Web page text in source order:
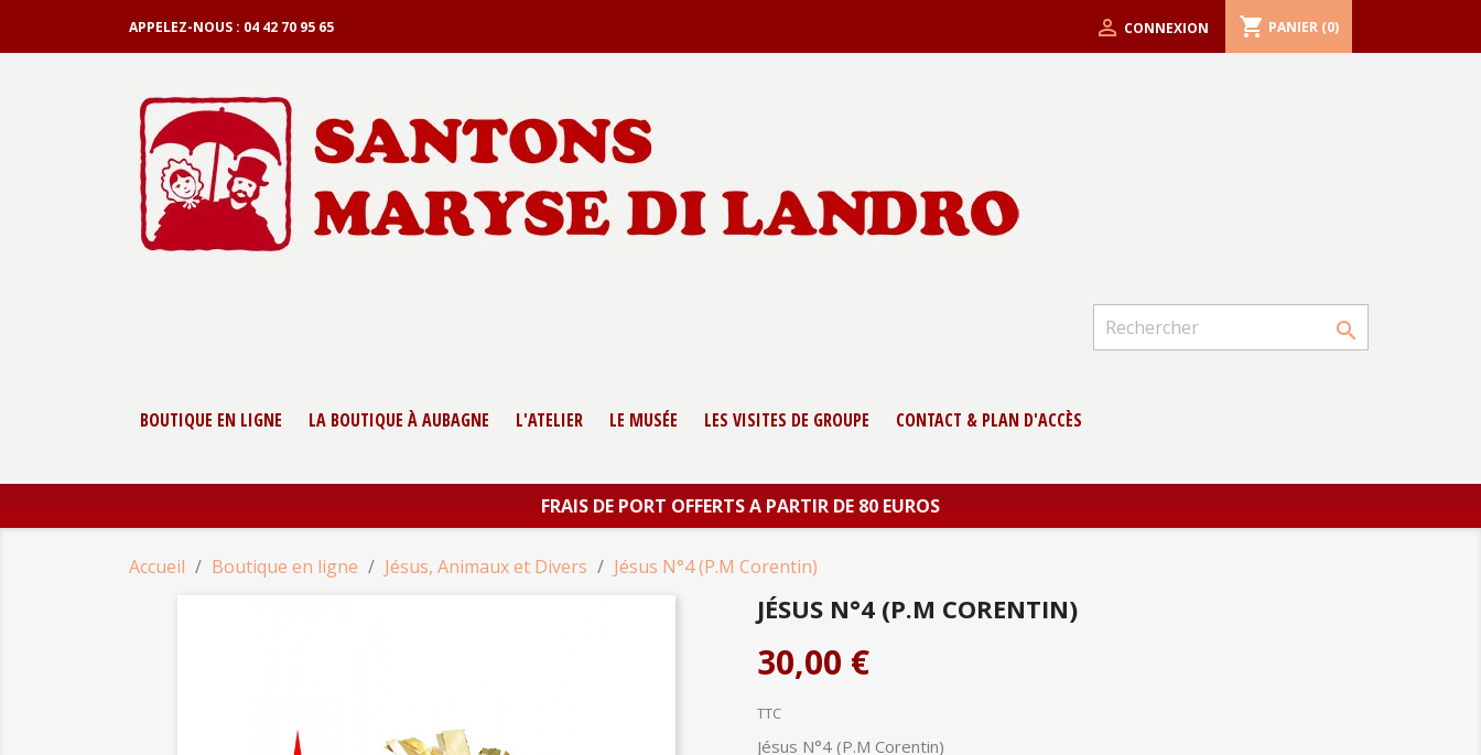
APPELEZ-NOUS : 04 42 70 95 65  CONNEXION shopping_cart PANIER (0)

BOUTIQUE EN LIGNE LA BOUTIQUE À AUBAGNE L'ATELIER LE MUSÉE LES VISITES DE GROUPE CONTACT & PLAN D'ACCÈS
FRAIS DE PORT OFFERTS A PARTIR DE 80 EUROS
Accueil Boutique en ligne Jésus, Animaux et Divers Jésus N°4 (P.M Corentin)
JÉSUS N°4 (P.M CORENTIN)
30,00 €
TTC
Jésus N°4 (P.M Corentin)